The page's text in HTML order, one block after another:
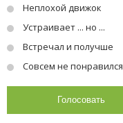
Неплохой движок
Устраивает ... но ...
Встречал и получше
Совсем не понравился
Голосовать